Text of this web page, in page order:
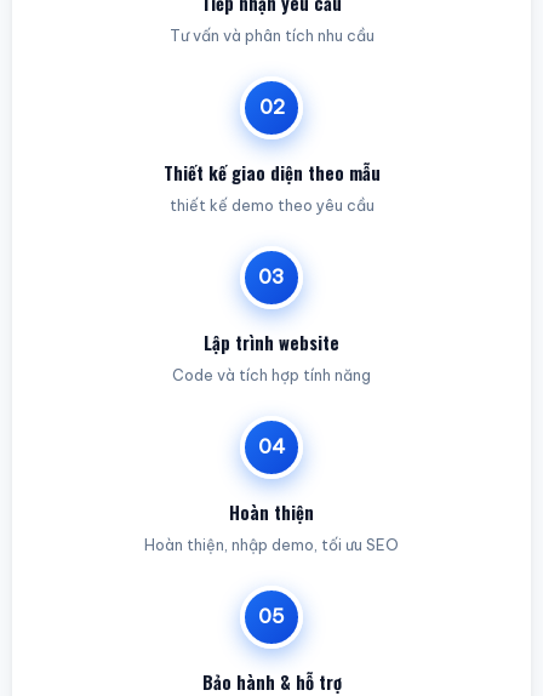
Tư vấn và phân tích nhu cầu
02
Thiết kế giao diện theo mẫu
thiết kế demo theo yêu cầu
03
Lập trình website
Code và tích hợp tính năng
04
Hoàn thiện
Hoàn thiện, nhập demo, tối ưu SEO
05
Bảo hành & hỗ trợ